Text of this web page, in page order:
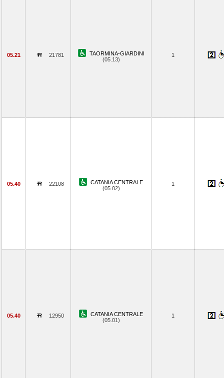
05.21 21781
TAORMINA-GIARDINI
(05.13)
1
05.40 22108
CATANIA CENTRALE
(05.02)
1
05.40 12950
CATANIA CENTRALE
(05.01)
1